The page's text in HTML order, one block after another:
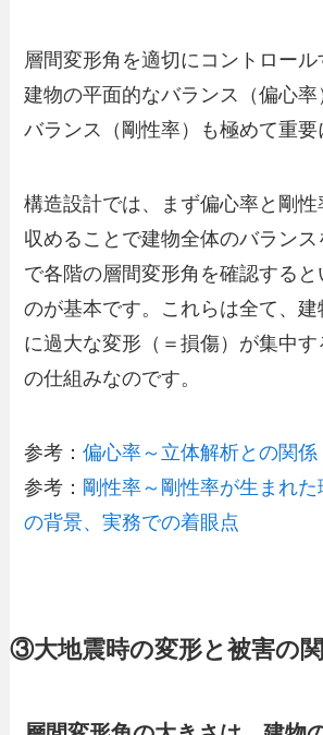
層間変形角を適切にコントロール
建物の平面的なバランス（偏心
バランス（剛性率）も極めて重要
構造設計では、まず偏心率と剛
収めることで建物全体のバラン
で各階の層間変形角を確認する
のが基本です。これらは全て、
に過大な変形（＝損傷）が集中
の仕組みなのです。
参考：偏心率～立体解析との関係
参考： 剛性率～剛性率が生まれ
の背景、実務での着眼点
③大地震時の変形と被害の